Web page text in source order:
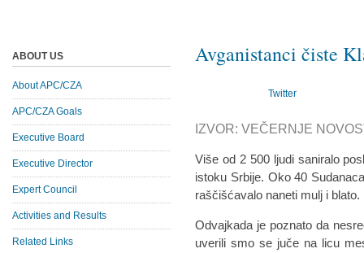
Avganistanci čiste
Twitter
IZVOR: VEČERNJE
Više od 2 500 ljudi saniralo
istoku Srbije. Oko 40
raščišćavalo naneti mulj i blato.
Odvajkada je poznato da
uverili smo se juče na licu
ABOUT US
About APC/CZA
APC/CZA Goals
Executive Board
Executive Director
Expert Council
Activities and Results
Related Links